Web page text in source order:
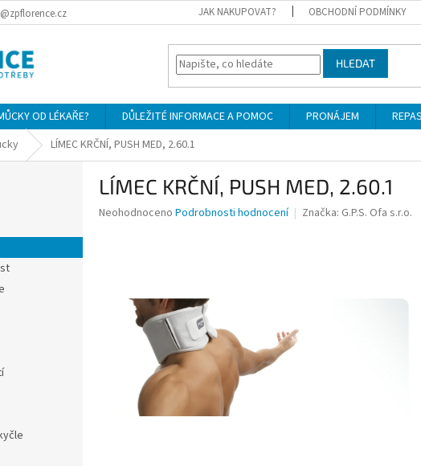
JAK NAKUPOVAT? OBCHODNÍ PODMÍNKY
HLEDAT
OD LÉKAŘE? DŮLEŽITÉ INFORMACE A POMOC PRONÁJEM
LÍMEC KRČNÍ, PUSH MED, 2.60.1
LÍMEC KRČNÍ, PUSH MED, 2.60.1
Průměrné
hvězdiček.
Neohodnoceno Podrobnosti hodnocení Značka: G.P.S. Ofa s.r.o.